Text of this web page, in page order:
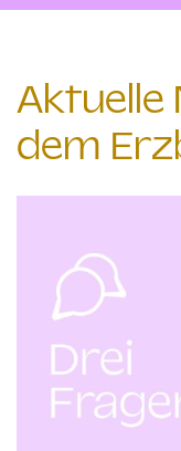
Aktuelle
dem